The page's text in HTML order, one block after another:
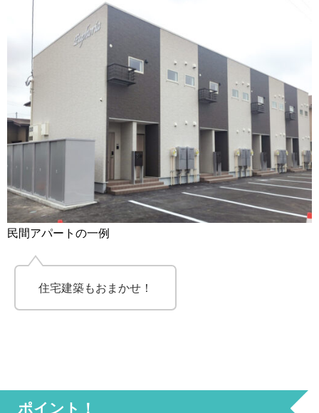
民間アパートの一例
住宅建築もおまかせ！
ポイント！